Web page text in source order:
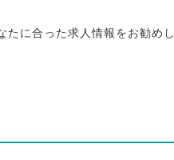
に合った求人情報をお勧めし